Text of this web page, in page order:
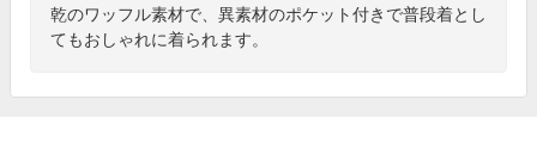
乾のワッフル素材で、異素材のポケット付きで普段着とし
てもおしゃれに着られます。